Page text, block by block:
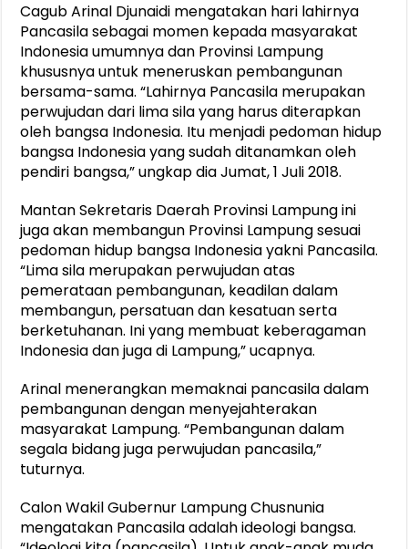
Cagub Arinal Djunaidi mengatakan hari lahirnya
Pancasila sebagai momen kepada masyarakat
Indonesia umumnya dan Provinsi Lampung
khususnya untuk meneruskan pembangunan
bersama-sama. “Lahirnya Pancasila merupakan
perwujudan dari lima sila yang harus diterapkan
oleh bangsa Indonesia. Itu menjadi pedoman hidup
bangsa Indonesia yang sudah ditanamkan oleh
pendiri bangsa,” ungkap dia Jumat, 1 Juli 2018.
Mantan Sekretaris Daerah Provinsi Lampung ini
juga akan membangun Provinsi Lampung sesuai
pedoman hidup bangsa Indonesia yakni Pancasila.
“Lima sila merupakan perwujudan atas
pemerataan pembangunan, keadilan dalam
membangun, persatuan dan kesatuan serta
berketuhanan. Ini yang membuat keberagaman
Indonesia dan juga di Lampung,” ucapnya.
Arinal menerangkan memaknai pancasila dalam
pembangunan dengan menyejahterakan
masyarakat Lampung. “Pembangunan dalam
segala bidang juga perwujudan pancasila,”
tuturnya.
Calon Wakil Gubernur Lampung Chusnunia
mengatakan Pancasila adalah ideologi bangsa.